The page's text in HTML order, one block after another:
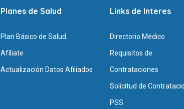
Planes de Salud
Plan Básico de Salud
Afíliate
Actualización Datos Afiliados
Links de Interes
Directorio Médico
Requisitos de
Contrataciones
Solicitud de
PSS